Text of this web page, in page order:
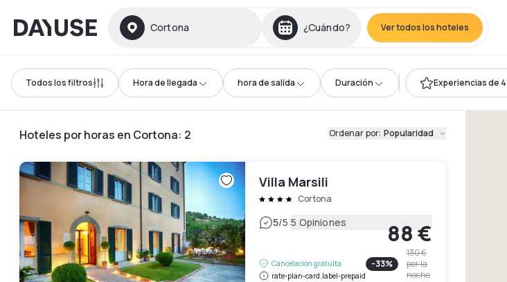
Dayuse Cortona ¿Cuándo? Ver todos los hoteles
Todos los filtros Hora de llegada hora de salida Duración Experiencias de 4
Hoteles por horas en Cortona: 2 Ordenar por: Popularidad
Villa Marsili
Cortona
5/5|5 Opiniones
Cancelación gratuita
rate-plan-card.label-prepaid
88 €
-33%
130 €
por la
noche